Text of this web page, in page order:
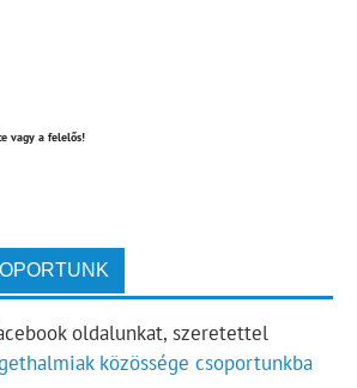
vagy a felelős!
oldalunkat, szeretettel
közössége csoportunkba